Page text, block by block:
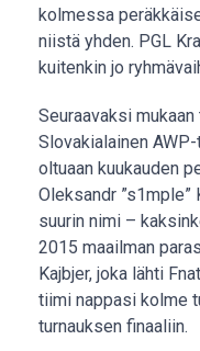
kolmessa
niistä yhden. PGL
kuitenkin jo
Seuraavaksi
Slovakialainen
oltuaan kuukauden
Oleksandr
suurin nimi –
2015 maailman
Kajbjer, joka lähti
tiimi nappasi kolme
turnauksen finaaliin.